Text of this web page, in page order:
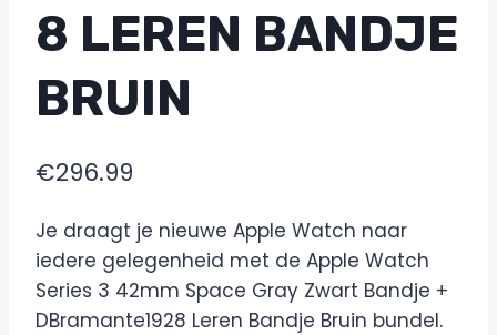
8 LEREN BANDJE
BRUIN
€296.99
Je draagt je nieuwe Apple Watch naar
iedere gelegenheid met de Apple Watch
Series 3 42mm Space Gray Zwart Bandje +
DBramante1928 Leren Bandje Bruin bundel.